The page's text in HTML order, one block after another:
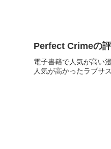
Perfect Crimeの
電子書籍で人気が高い
人気が高かったラブサ